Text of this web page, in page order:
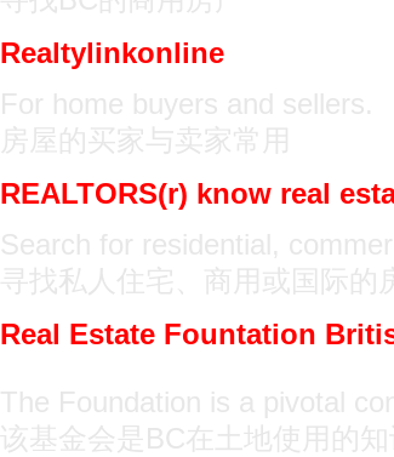
Realtylinkonline
For home buyers and sellers.
房屋的买家与卖家常用
REALTORS(r) know real
Search for residential,
寻找私人住宅、商用或国际的
Real Estate Fountation
The Foundation is a pivotal
该基金会是BC在土地使用的